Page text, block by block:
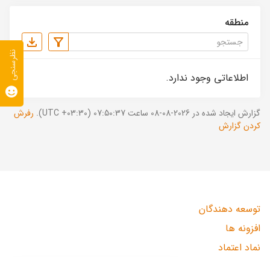
منطقه
اطلاعاتی وجود ندارد.
گزارش ایجاد شده در 2026-08-08 ساعت 07:50:37 (UTC +03:30).
رفرش
کردن گزارش
توسعه دهندگان
افزونه ها
نماد اعتماد
نظرسنجی